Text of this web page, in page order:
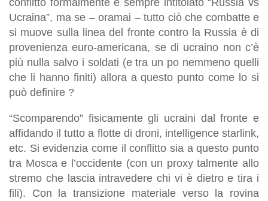
Ucraina”, ma se – oramai – tutto ciò che combatte e
si muove sulla linea del fronte contro la Russia è di
provenienza euro-americana, se di ucraino non c’è
più nulla salvo i soldati (e tra un po nemmeno quelli
che li hanno finiti) allora a questo punto come lo si
può definire ?
“Scomparendo” fisicamente gli ucraini dal fronte e
affidando il tutto a flotte di droni, intelligence starlink,
etc. Si evidenzia come il conflitto sia a questo punto
tra Mosca e l’occidente (con un proxy talmente allo
stremo che lascia intravedere chi vi è dietro e tira i
fili). Con la transizione materiale verso la rovina